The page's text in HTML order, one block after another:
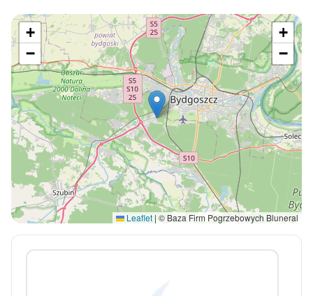
+
−
+
−
Leaflet | © Baza Firm Pogrzebowych Bluneral